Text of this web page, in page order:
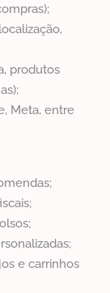
produtos
Meta, entre
e carrinhos